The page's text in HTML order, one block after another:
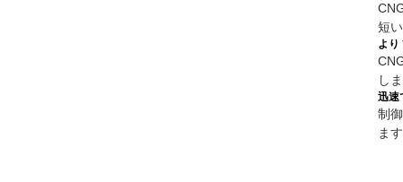
短
より
し
迅速
制
ます.